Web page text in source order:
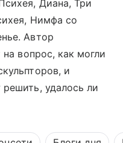
Диана, Три
Нимфа со
Автор
на вопрос, как могли
и
удалось ли